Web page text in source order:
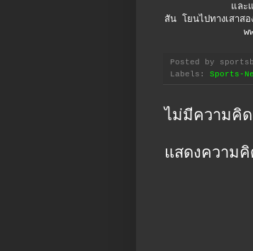
และแล้ว หงส์ข
สัน โยนไปทางเสาส
Posted by
Labels: Sports-
ไม่มีความคิด
แสดงความ